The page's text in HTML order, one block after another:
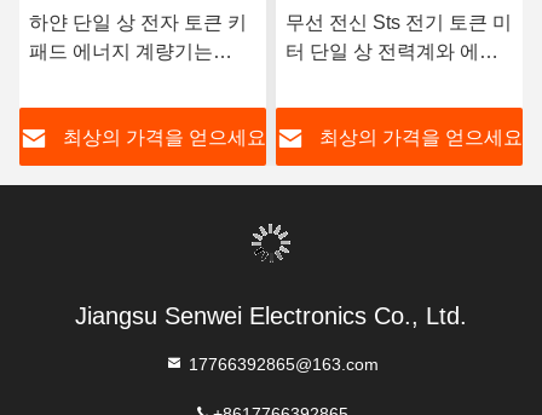
하얀 단일 상 전자 토큰 키
패드 에너지 계량기는
다
최상의 가격을 얻으세요
무선 전신 Sts 전기 토큰 미
터 단일 상 전력계와 에너
최상의 가격을 얻으세요
Jiangsu Senwei Electronics Co., Ltd.
17766392865@163.com